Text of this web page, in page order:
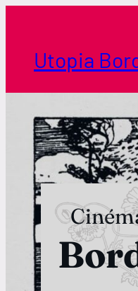
contenuUtopia